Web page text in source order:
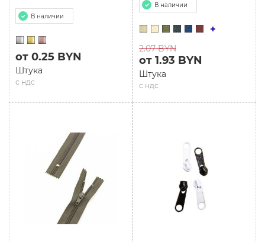
В наличии
с ндс
от 0.25 BYN
Штука
В наличии
2.07 BYN
с ндс
от 1.93 BYN
Штука